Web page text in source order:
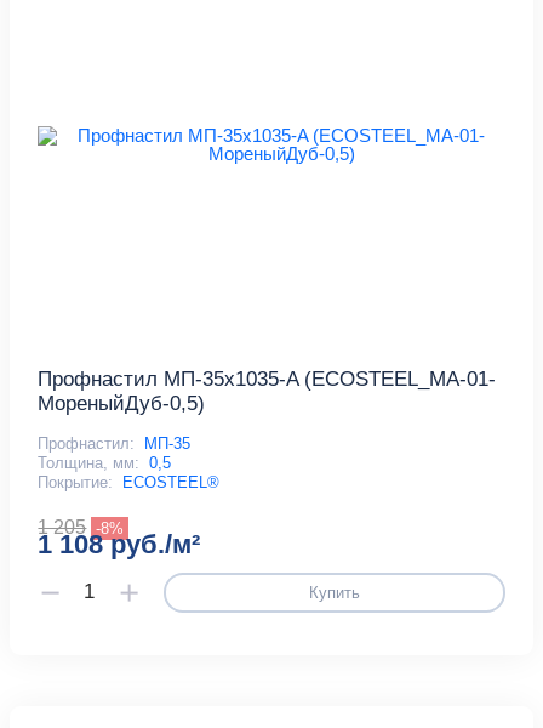
Профнастил МП-35x1035-A (ECOSTEEL_MA-01-
МореныйДуб-0,5)
Профнастил:
МП-35
Толщина, мм: 0,5
Покрытие:
ECOSTEEL®
1 205 -8%
1 108 руб./м²
Купить